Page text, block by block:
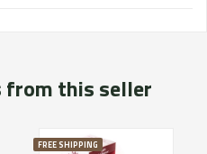
from this seller
FREE SHIPPING